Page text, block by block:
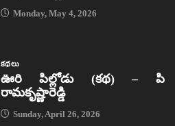
Monday, May 4, 2026
కథలు
ఊరి పిల్లోడు (కథ) – పి
రామకృష్ణారెడ్డి
Sunday, April 26, 2026